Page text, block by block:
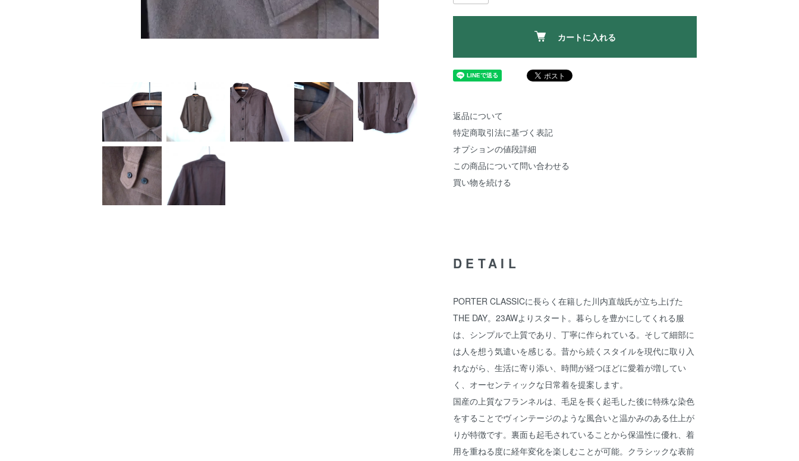
カートに入れる
返品について
特定商取引法に基づく表記
オプションの値段詳細
この商品について問い合わせる
買い物を続ける
DETAIL
PORTER CLASSICに長らく在籍した川内直哉氏が立ち上げた
THE DAY。23AWよりスタート。暮らしを豊かにしてくれる服
は、シンプルで上質であり、丁寧に作られている。そして細部に
は人を想う気遣いを感じる。昔から続くスタイルを現代に取り入
れながら、生活に寄り添い、時間が経つほどに愛着が増してい
く、オーセンティックな日常着を提案します。
国産の上質なフランネルは、毛足を長く起毛した後に特殊な染色
をすることでヴィンテージのような風合いと温かみのある仕上が
りが特徴です。裏面も起毛されていることから保温性に優れ、着
用を重ねる度に経年変化を楽しむことが可能。クラシックな表前